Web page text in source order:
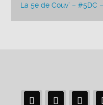
La 5e de Couv’ – #5DC